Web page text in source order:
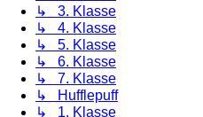
↳ 3. Klasse
↳ 4. Klasse
↳ 5. Klasse
↳ 6. Klasse
↳ 7. Klasse
↳ Hufflepuff
↳ 1. Klasse